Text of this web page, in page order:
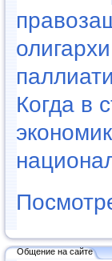
Когда в
Общение на сайте